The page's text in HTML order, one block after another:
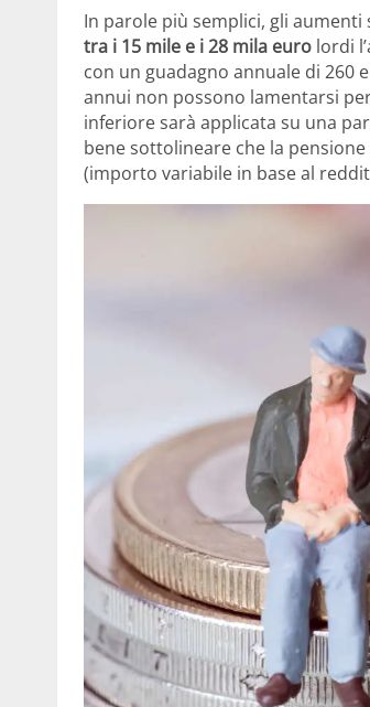
In parole più semplici, gli
tra i 15 mile e i 28 mila euro lordi
con un guadagno annuale di 260
annui non possono lamentarsi
inferiore sarà applicata su una
bene sottolineare che la
(importo variabile in base al